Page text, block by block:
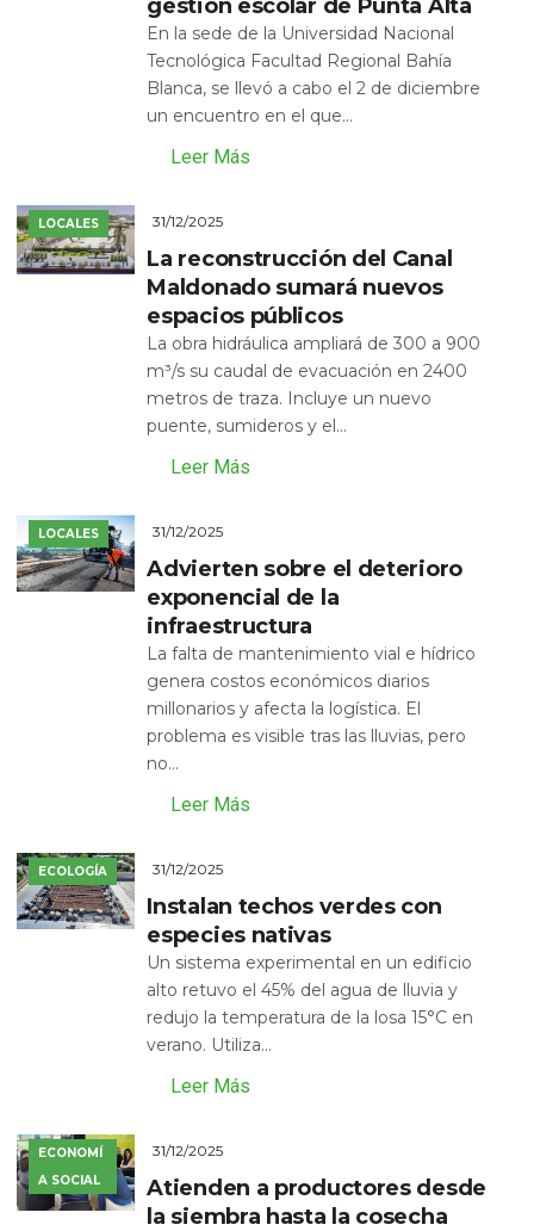
gestión escolar de Punta Alta
En la sede de la Universidad Nacional
Tecnológica Facultad Regional Bahía
Blanca, se llevó a cabo el 2 de diciembre
un encuentro en el que...
Leer Más
LOCALES 31/12/2025
La reconstrucción del Canal
Maldonado sumará nuevos
espacios públicos
La obra hidráulica ampliará de 300 a 900
m³/s su caudal de evacuación en 2400
metros de traza. Incluye un nuevo
puente, sumideros y el...
Leer Más
LOCALES 31/12/2025
Advierten sobre el deterioro
exponencial de la
infraestructura
La falta de mantenimiento vial e hídrico
genera costos económicos diarios
millonarios y afecta la logística. El
problema es visible tras las lluvias, pero
no...
Leer Más
ECOLOGÍA 31/12/2025
Instalan techos verdes con
especies nativas
Un sistema experimental en un edificio
alto retuvo el 45% del agua de lluvia y
redujo la temperatura de la losa 15°C en
verano. Utiliza...
Leer Más
ECONOMÍ
A SOCIAL
31/12/2025
Atienden a productores desde
la siembra hasta la cosecha